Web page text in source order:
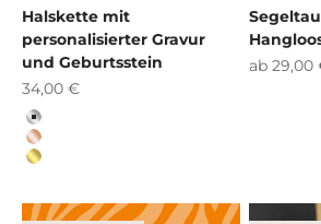
Halskette mit
personalisierter Gravur
und Geburtsstein
Angebot
34,00 €
silber
rosegold
gold
Angebot
ab 29,00